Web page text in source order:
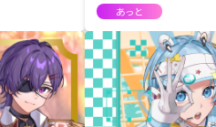
あっと